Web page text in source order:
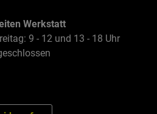
Werkstatt
9 - 12 und 13 - 18 Uhr